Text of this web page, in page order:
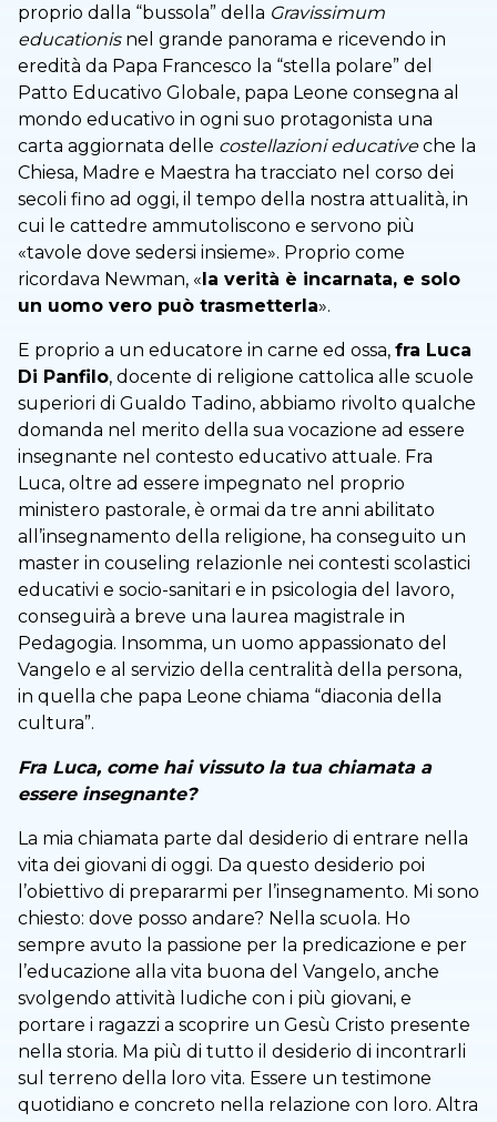
proprio dalla “bussola” della Gravissimum
educationisnel grande panorama e ricevendo in
eredità da Papa Francesco la “stella polare” del
Patto Educativo Globale, papa Leone consegna al
mondo educativo in ogni suo protagonista una
carta aggiornata delle costellazioni educativeche la
Chiesa, Madre e Maestra ha tracciato nel corso dei
secoli fino ad oggi, il tempo della nostra attualità, in
cui le cattedre ammutoliscono e servono più
«tavole dove sedersi insieme». Proprio come
ricordava Newman, «la verità è incarnata, e solo
un uomo vero può trasmetterla».
E proprio a un educatore in carne ed ossa, fra Luca
Di Panfilo, docente di religione cattolica alle scuole
superiori di Gualdo Tadino, abbiamo rivolto qualche
domanda nel merito della sua vocazione ad essere
insegnante nel contesto educativo attuale. Fra
Luca, oltre ad essere impegnato nel proprio
ministero pastorale, è ormai da tre anni abilitato
all’insegnamento della religione, ha conseguito un
master in couseling relazionle nei contesti scolastici
educativi e socio-sanitari e in psicologia del lavoro,
conseguirà a breve una laurea magistrale in
Pedagogia. Insomma, un uomo appassionato del
Vangelo e al servizio della centralità della persona,
in quella che papa Leone chiama “diaconia della
cultura”.
Fra Luca, come hai vissuto la tua chiamata a
essere insegnante?
La mia chiamata parte dal desiderio di entrare nella
vita dei giovani di oggi. Da questo desiderio poi
l’obiettivo di prepararmi per l’insegnamento. Mi sono
chiesto: dove posso andare? Nella scuola. Ho
sempre avuto la passione per la predicazione e per
l’educazione alla vita buona del Vangelo, anche
svolgendo attività ludiche con i più giovani, e
portare i ragazzi a scoprire un Gesù Cristo presente
nella storia. Ma più di tutto il desiderio di incontrarli
sul terreno della loro vita. Essere un testimone
quotidiano e concreto nella relazione con loro. Altra